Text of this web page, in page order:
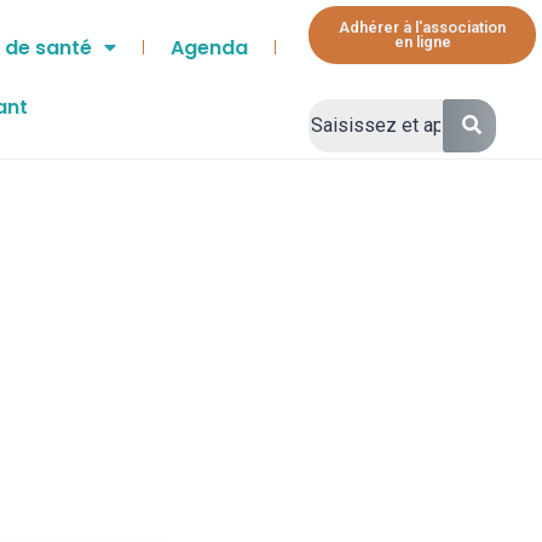
santé Agenda
Adhérer à l'association
en ligne